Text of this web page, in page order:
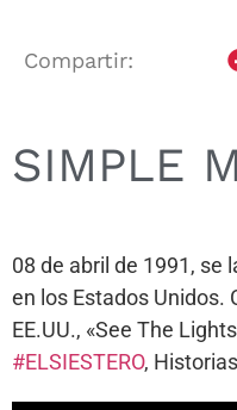
Compartir:
SIMPLE
08 de abril de 1991, se
en los Estados Unidos.
EE.UU., «See The
#ELSIESTERO,